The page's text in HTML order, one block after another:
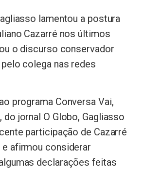
lamentou a postura
Cazarré nos últimos
o discurso conservador
colega nas redes
programa Conversa Vai,
do jornal O Globo, Gagliasso
participação de Cazarré
afirmou considerar
declarações feitas